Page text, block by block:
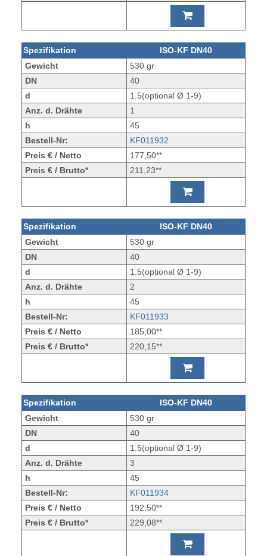
Spezifikation
ISO-KF DN40
Gewicht
530 gr
DN
40
d
1.5(optional Ø 1-9)
Anz. d. Drähte
1
h
45
Bestell-Nr:
KF011932
Preis € / Netto
177,50**
Preis € / Brutto*
211,23**
Spezifikation
ISO-KF DN40
Gewicht
530 gr
DN
40
d
1.5(optional Ø 1-9)
Anz. d. Drähte
2
h
45
Bestell-Nr:
KF011933
Preis € / Netto
185,00**
Preis € / Brutto*
220,15**
Spezifikation
ISO-KF DN40
Gewicht
530 gr
DN
40
d
1.5(optional Ø 1-9)
Anz. d. Drähte
3
h
45
Bestell-Nr:
KF011934
Preis € / Netto
192,50**
Preis € / Brutto*
229,08**